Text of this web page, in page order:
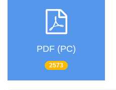
PDF (PC)
2573